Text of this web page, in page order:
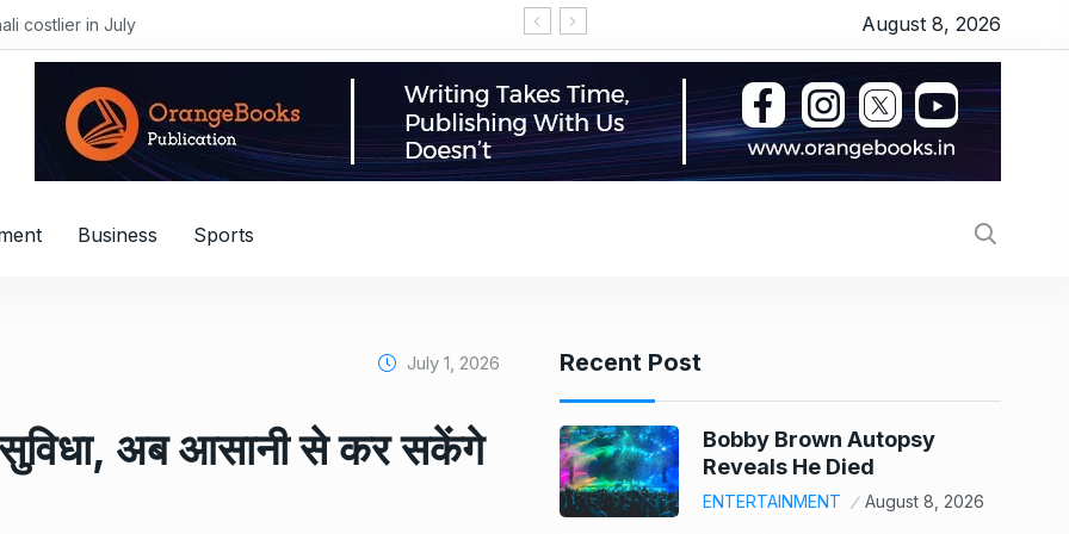
costlier in July LPG हुई महंगी, प्याज में 23% का उछाल, कीमतों ने छुआ 7 महीने
August 8, 2026
Business Sports
July 1, 2026
अब आसानी से कर सकेंगे
Recent Post
Bobby Brown Autopsy
Reveals He Died
ENTERTAINMENT August 8, 2026